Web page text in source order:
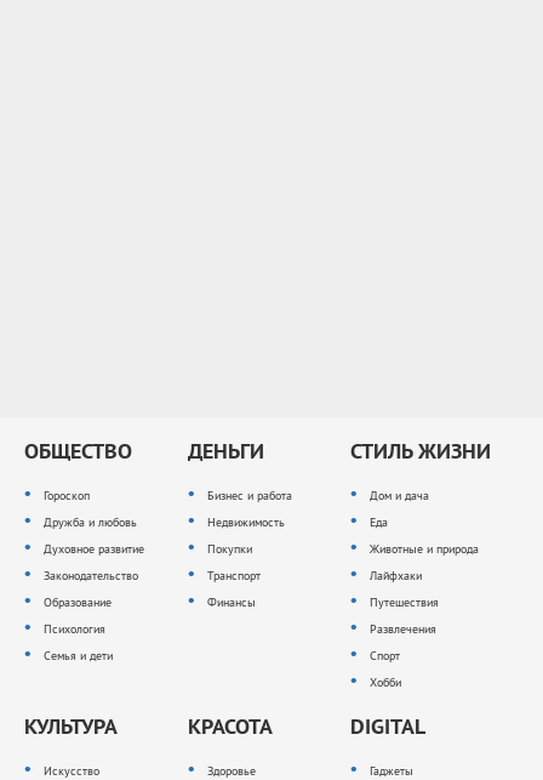
ОБЩЕСТВО
Гороскоп
Дружба и любовь
Духовное развитие
Законодательство
Образование
Психология
Семья и дети
ДЕНЬГИ
Бизнес и работа
Недвижимость
Покупки
Транспорт
Финансы
СТИЛЬ ЖИЗНИ
Дом и дача
Еда
Животные и природа
Лайфхаки
Путешествия
Развлечения
Спорт
Хобби
КУЛЬТУРА
Искусство
КРАСОТА
Здоровье
DIGITAL
Гаджеты